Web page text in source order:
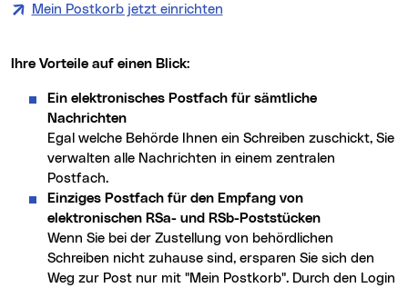
Mein Postkorb jetzt einrichten
Ihre Vorteile auf einen Blick:
Ein elektronisches Postfach für sämtliche
Nachrichten
Egal welche Behörde Ihnen ein Schreiben zuschickt, Sie
verwalten alle Nachrichten in einem zentralen
Postfach.
Einziges Postfach für den Empfang von
elektronischen RSa- und RSb-Poststücken
Wenn Sie bei der Zustellung von behördlichen
Schreiben nicht zuhause sind, ersparen Sie sich den
Weg zur Post nur mit "Mein Postkorb". Durch den Login